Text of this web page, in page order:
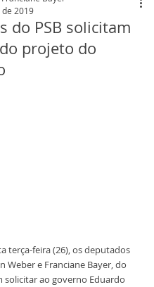
do PSB solicitam
projeto do
de 2019
terça-feira (26), os deputados
Weber e Franciane Bayer, do
solicitar ao governo Eduardo